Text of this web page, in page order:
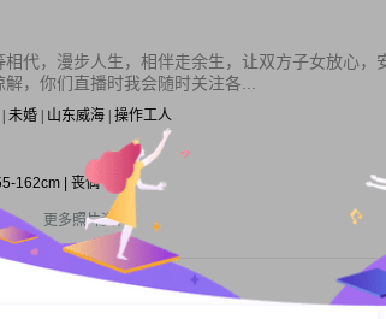
代，漫步人生，相伴走余生，让双方子女放心
，你们直播时我会随时关注各...
| 未婚 | 山东威海 | 操作工人
162cm | 丧偶
更多照片资料